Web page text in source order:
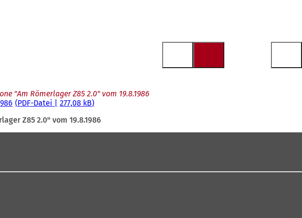
"Am Römerlager Z85 2.0" vom 19.8.1986
PDF-Datei 277,08 kB
Z85 2.0" vom 19.8.1986